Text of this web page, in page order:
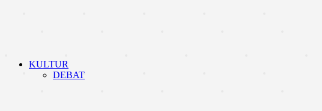
KULTUR
DEBAT